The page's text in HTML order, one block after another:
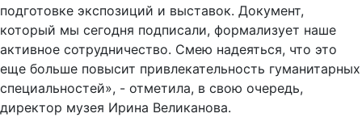
подготовке экспозиций и выставок. Документ,
который мы сегодня подписали, формализует наше
активное сотрудничество. Смею надеяться, что это
еще больше повысит привлекательность гуманитарных
специальностей», - отметила, в свою очередь,
директор музея Ирина Великанова.